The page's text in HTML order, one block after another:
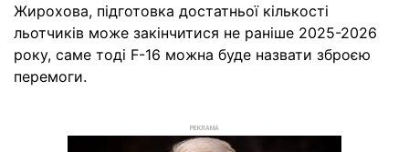
Жирохова, підготовка достатньої кількості
льотчиків може закінчитися не раніше 2025-2026
року, саме тоді F-16 можна буде назвати зброєю
перемоги.
РЕКЛАМА